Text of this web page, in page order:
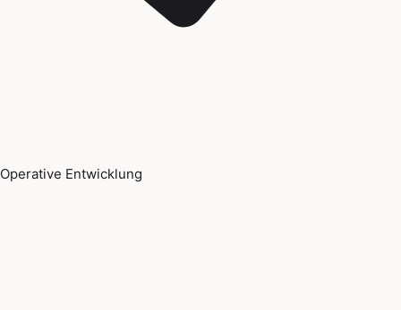
Operative Entwicklung